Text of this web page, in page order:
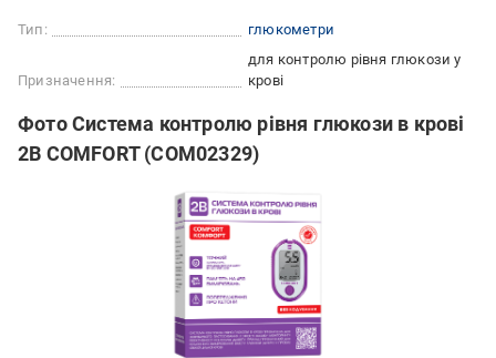
Тип: глюкометри
Призначення:
для контролю рівня глюкози у
крові
Фото Система контролю рівня глюкози в крові
2B COMFORT (COM02329)